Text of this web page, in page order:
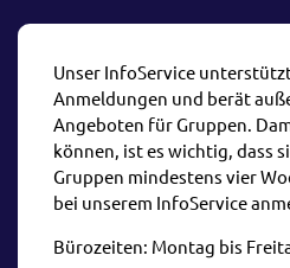
Unser InfoService
Anmeldungen und berät
Angeboten für Gruppen.
können, ist es wichtig, dass
Gruppen mindestens vier
bei unserem InfoService
Bürozeiten: Montag bis